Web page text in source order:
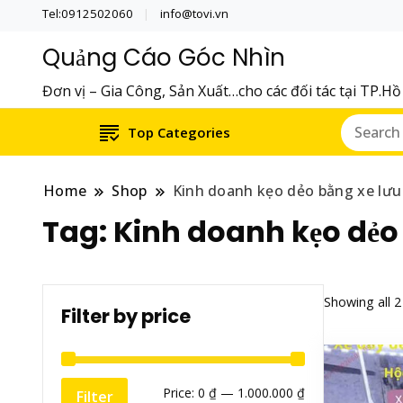
Tel:0912502060 info@tovi.vn
Quảng Cáo Góc Nhìn
Đơn vị – Gia Công, Sản Xuất…cho các đối tác tại
Top Categories
Home Shop Kinh doanh kẹo dẻo bằng xe
Tag: Kinh doanh kẹo
Showing all
Filter by price
Min
Max
Filter Price: 0 ₫— 1.000.000 ₫